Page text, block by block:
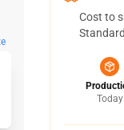
Cost to
Today